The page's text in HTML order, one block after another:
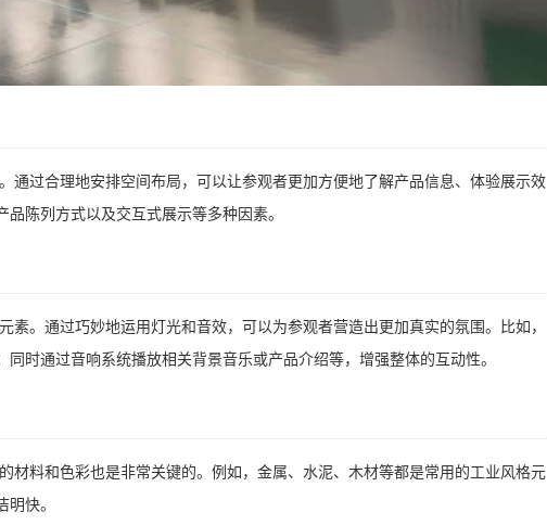
通过合理地安排空间布局，可以让参观者更加方便地了解产品信息、体验展示效
陈列方式以及交互式展示等多种因素。
素。通过巧妙地运用灯光和音效，可以为参观者营造出更加真实的氛围。比如，
时通过音响系统播放相关背景音乐或产品介绍等，增强整体的互动性。
材料和色彩也是非常关键的。例如，金属、水泥、木材等都是常用的工业风格元
快。